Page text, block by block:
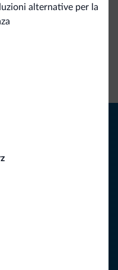
alternative per la